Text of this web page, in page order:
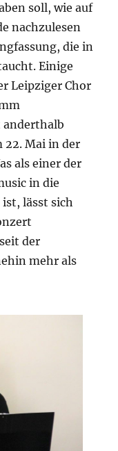
soll, wie auf
nachzulesen
die in
Einige
Leipziger Chor
anderthalb
22. Mai in der
als einer der
in die
lässt sich
der
mehr als